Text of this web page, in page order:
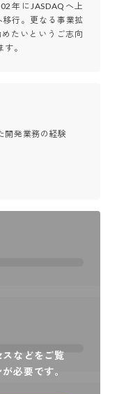
年にJASDAQへ上
行。更なる事業拡
たいというご志向
。
開発業務の経験
などをご覧
必要です。